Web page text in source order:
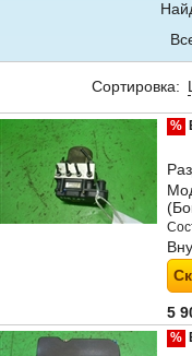
Сортировка:
%
5
%